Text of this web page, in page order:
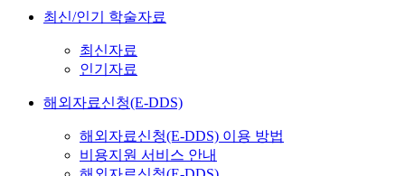
최신/인기 학술자료
최신자료
인기자료
해외자료신청(E-DDS)
해외자료신청(E-DDS) 이용 방법
비용지원 서비스 안내